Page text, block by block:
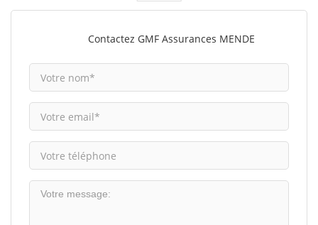
Contactez GMF Assurances MENDE